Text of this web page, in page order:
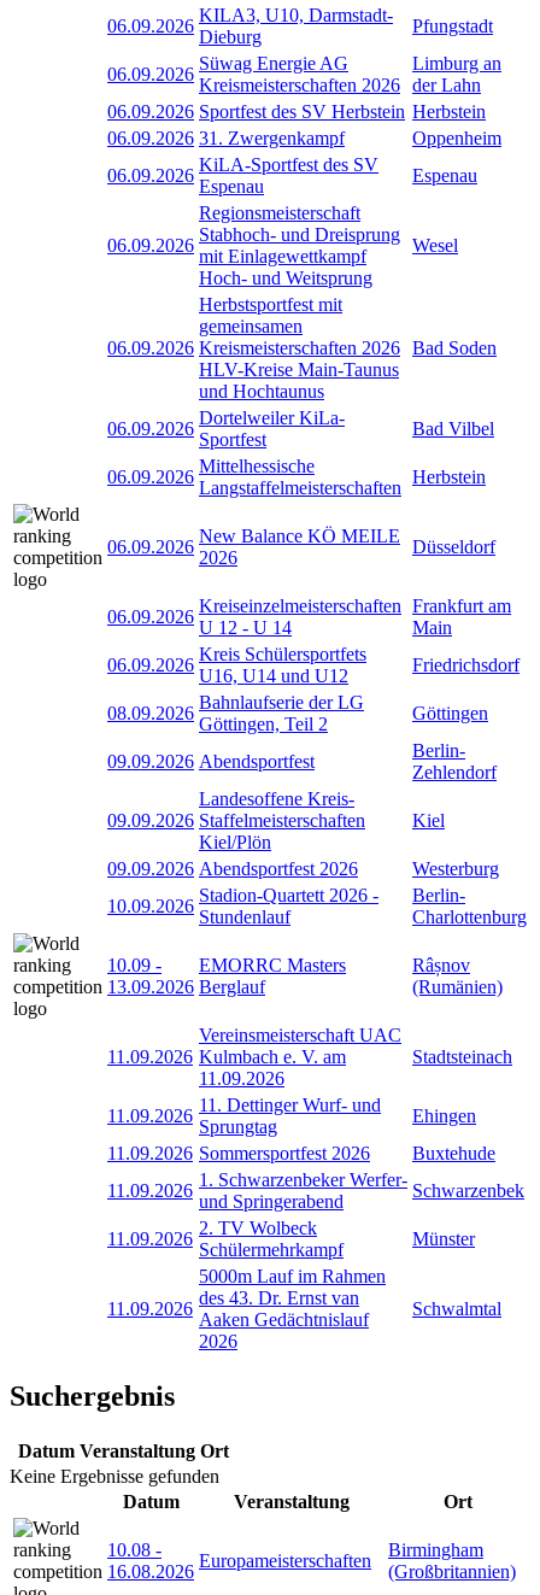
06.09.2026
KILA3, U10, Darmstadt-
Dieburg
Pfungstadt
06.09.2026
Süwag Energie AG
Kreismeisterschaften 2026
Limburg an
der Lahn
06.09.2026 Sportfest des SV Herbstein Herbstein
06.09.2026 31. Zwergenkampf
Oppenheim
06.09.2026
KiLA-Sportfest des SV
Espenau
Espenau
06.09.2026
Regionsmeisterschaft
Stabhoch- und Dreisprung
mit Einlagewettkampf
Hoch- und Weitsprung
Wesel
06.09.2026
Herbstsportfest mit
gemeinsamen
Kreismeisterschaften 2026
HLV-Kreise Main-Taunus
und Hochtaunus
Bad Soden
06.09.2026
Dortelweiler KiLa-
Sportfest
Bad Vilbel
06.09.2026
Mittelhessische
Langstaffelmeisterschaften
Herbstein
06.09.2026
New Balance KÖ MEILE
2026
Düsseldorf
06.09.2026
Kreiseinzelmeisterschaften
U 12 - U 14
Frankfurt am
Main
06.09.2026
Kreis Schülersportfets
U16, U14 und U12
Friedrichsdorf
08.09.2026
Bahnlaufserie der LG
Göttingen, Teil 2
Göttingen
09.09.2026 Abendsportfest
Berlin-
Zehlendorf
09.09.2026
Landesoffene Kreis-
Staffelmeisterschaften
Kiel/Plön
Kiel
09.09.2026 Abendsportfest 2026
Westerburg
10.09.2026
Stadion-Quartett 2026 -
Stundenlauf
Berlin-
Charlottenburg
10.09 -
13.09.2026
EMORRC Masters
Berglauf
Râșnov
(Rumänien)
11.09.2026
Vereinsmeisterschaft UAC
Kulmbach e. V. am
11.09.2026
Stadtsteinach
11.09.2026
11. Dettinger Wurf- und
Sprungtag
Ehingen
11.09.2026 Sommersportfest 2026
Buxtehude
11.09.2026
1. Schwarzenbeker Werfer-
und Springerabend
Schwarzenbek
11.09.2026
2. TV Wolbeck
Schülermehrkampf
Münster
11.09.2026
5000m Lauf im Rahmen
des 43. Dr. Ernst van
Aaken Gedächtnislauf
2026
Schwalmtal
Suchergebnis
Datum Veranstaltung Ort
Keine Ergebnisse gefunden
Datum
Veranstaltung Ort
10.08 -
16.08.2026
Europameisterschaften
Birmingham
(Großbritannien)